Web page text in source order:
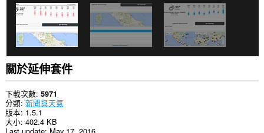
你
的
實
際
位
置。
這
個
關於延伸套件
下載次數 5971
分類 新聞與天氣
版本 1.5.1
大小 402.4 KB